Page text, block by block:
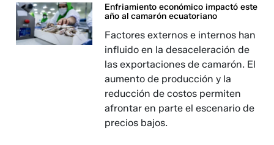
Enfriamiento económico impactó este
año al camarón ecuatoriano
Factores externos e internos han
influido en la desaceleración de
las exportaciones de camarón. El
aumento de producción y la
reducción de costos permiten
afrontar en parte el escenario de
precios bajos.